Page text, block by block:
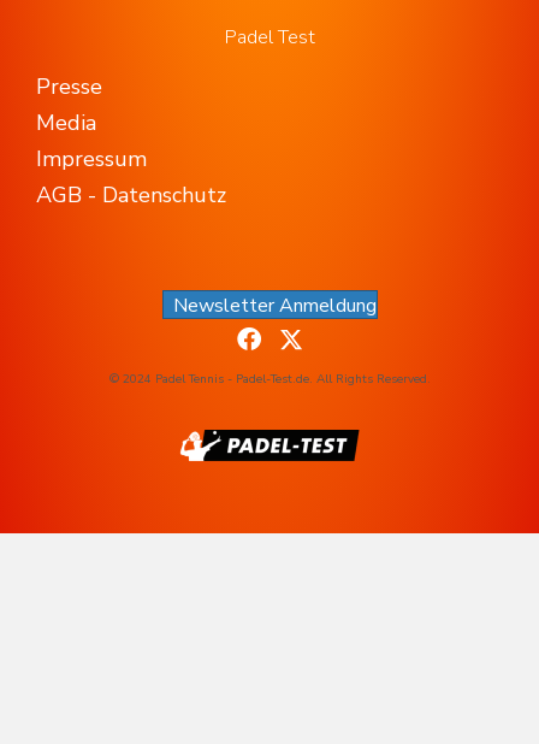
Padel Test
Presse
Media
Impressum
AGB - Datenschutz
Newsletter Anmeldung
© 2024 Padel Tennis - Padel-Test.de. All Rights Reserved.